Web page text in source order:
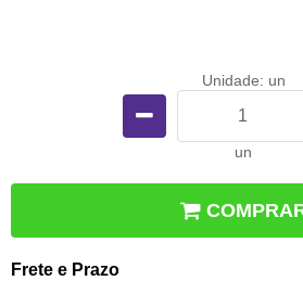
Unidade: un
un
Frete e Prazo